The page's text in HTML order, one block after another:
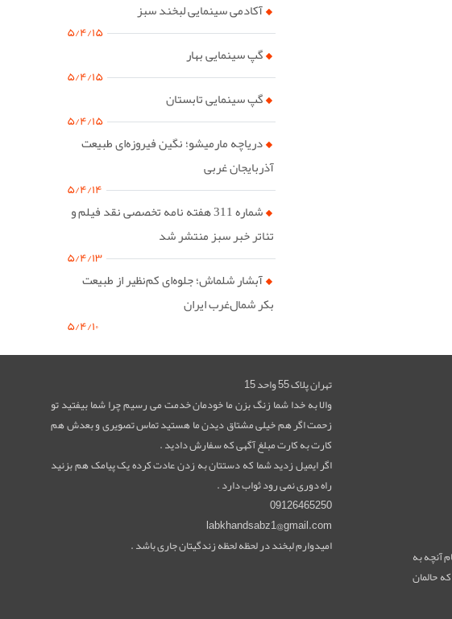
آکادمی سینمایی لبخند سبز
۵/۴/۱۵
گپ سینمایی بهار
۵/۴/۱۵
گپ سینمایی تابستان
۵/۴/۱۵
دریاچه مارمیشو؛ نگین فیروزه‌ای طبیعت
آذربایجان غربی
۵/۴/۱۴
شماره 311 هفته نامه تخصصی نقد فیلم و
تئاتر خبر سبز منتشر شد
۵/۴/۱۳
آبشار شلماش؛ جلوه‌ای کم‌نظیر از طبیعت
بکر شمال‌غرب ایران
۵/۴/۱۰
آنچه به
حالمان
تهران پلاک 55 واحد 15
والا به خدا شما زنگ بزن ما خودمان خدمت می رسیم چرا شما بیفتید تو
زحمت اگر هم خیلی مشتاق دیدن ما هستید تماس تصویری و بعدش هم
کارت به کارت مبلغ آگهی که سفارش دادید .
اگر ایمیل زدید شما که دستتان به زدن عادت کرده یک پیامک هم بزنید
راه دوری نمی رود ثواب دارد .
09126465250
labkhandsabz1@gmail.com
امیدوارم لبخند در لحظه لحظه زندگیتان جاری باشد .